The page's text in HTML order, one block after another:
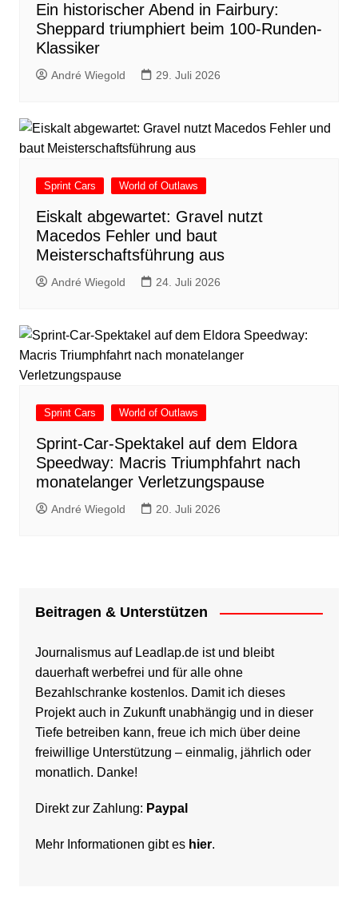
Ein historischer Abend in Fairbury:
Sheppard triumphiert beim 100-Runden-
Klassiker
André Wiegold 29. Juli 2026
Sprint Cars World of Outlaws
Eiskalt abgewartet: Gravel nutzt
Macedos Fehler und baut
Meisterschaftsführung aus
André Wiegold 24. Juli 2026
Sprint Cars World of Outlaws
Sprint-Car-Spektakel auf dem Eldora
Speedway: Macris Triumphfahrt nach
monatelanger Verletzungspause
André Wiegold 20. Juli 2026
Beitragen & Unterstützen
Journalismus auf Leadlap.de ist und bleibt
dauerhaft werbefrei und für alle ohne
Bezahlschranke kostenlos. Damit ich dieses
Projekt auch in Zukunft unabhängig und in dieser
Tiefe betreiben kann, freue ich mich über deine
freiwillige Unterstützung – einmalig, jährlich oder
monatlich. Danke!
Direkt zur Zahlung: Paypal
Mehr Informationen gibt es hier.